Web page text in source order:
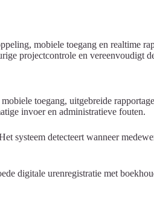
mobiele toegang en realtime
projectcontrole en vereenvoudigt
toegang, uitgebreide
invoer en administratieve fouten.
detecteert wanneer
digitale urenregistratie met